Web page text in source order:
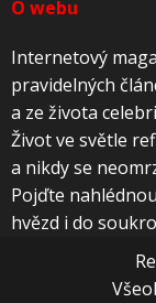
O webu
Internetový
pravidelných
a ze života
Život ve světle
a nikdy se
Pojďte
hvězd i do